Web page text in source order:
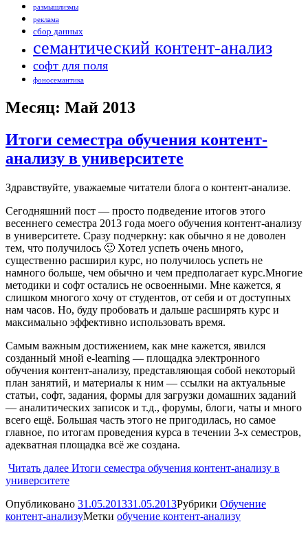
размышлизмы
реклама
сбор данных
семантический контент-анализ
софт для поля
фоносемантика
Месяц: Май 2013
Итоги семестра обучения контент-
анализу в университете
Здравствуйте, уважаемые читатели блога о контент-анализе.
Сегодняшний пост — просто подведение итогов этого
весеннего семестра 2013 года моего обучения контент-анализу
в университете. Сразу подчеркну: как обычно я не доволен
тем, что получилось 🙂 Хотел успеть очень много,
существенно расширил курс, но получилось успеть не
намного больше, чем обычно и чем предполагает курс.Многие
методики и софт остались не освоенными. Мне кажется, я
слишком многого хочу от студентов, от себя и от доступных
нам часов. Но, буду пробовать и дальше расширять курс и
максимально эффективно использовать время.
Самым важным достижением, как мне кажется, явился
созданный мной e-learning — площадка электронного
обучения контент-анализу, представляющая собой некоторый
план занятий, и материалы к ним — ссылки на актуальные
статьи, софт, задания, формы для загрузки домашних заданий
— аналитических записок и т.д., форумы, блоги, чаты и много
всего ещё. Большая часть этого не пригодилась, но самое
главное, по итогам проведения курса в течении 3-х семестров,
адекватная площадка всё же создана.
Читать далее Итоги семестра обучения контент-анализу в
университете
Опубликовано 31.05.201331.05.2013Рубрики Обучение
контент-анализуМетки обучение контент-анализу